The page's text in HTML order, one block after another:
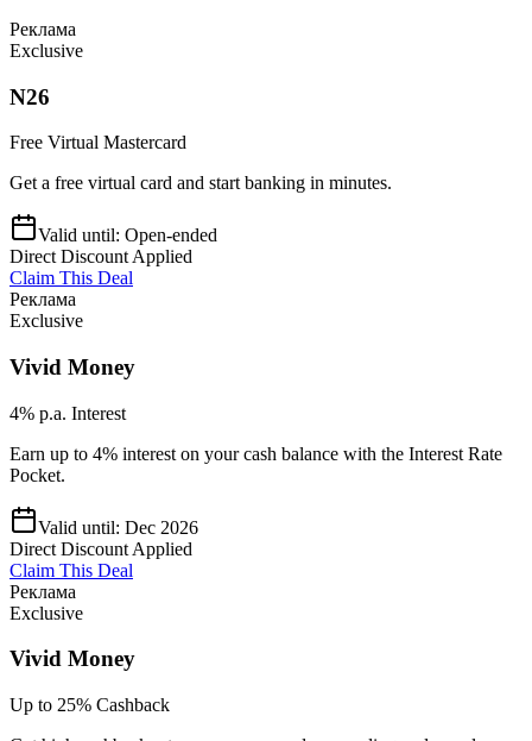
Реклама
Exclusive
N26
Free Virtual Mastercard
Get a free virtual card and start banking in minutes.
Valid until: Open-ended
Direct Discount Applied
Claim This Deal
Реклама
Exclusive
Vivid Money
4% p.a. Interest
Earn up to 4% interest on your cash balance with the Interest Rate
Pocket.
Valid until: Dec 2026
Direct Discount Applied
Claim This Deal
Реклама
Exclusive
Vivid Money
Up to 25% Cashback